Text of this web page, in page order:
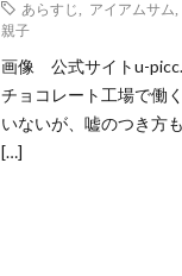
あらすじ
アイアムサム
親子
画像 公式サイトu-
チョコレート工場で働
いないが、嘘のつき方
[…]